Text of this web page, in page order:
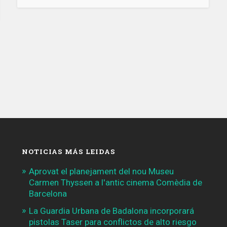
NOTICIAS MÁS LEIDAS
Aprovat el planejament del nou Museu
Carmen Thyssen a l'antic cinema Comèdia de
Barcelona
La Guardia Urbana de Badalona incorporará
pistolas Taser para conflictos de alto riesgo